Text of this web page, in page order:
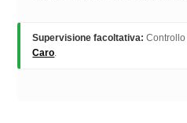
Supervisione facoltativa:
Caro.